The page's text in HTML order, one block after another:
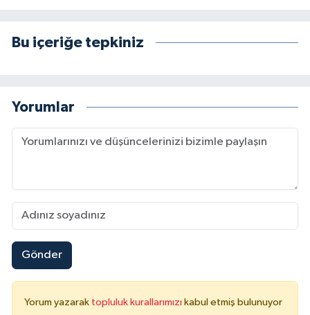
Bu içeriğe tepkiniz
Yorumlar
Gönder
Yorum yazarak topluluk kurallarımızı kabul etmiş bulunuyor